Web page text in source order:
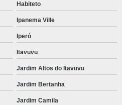
Habiteto
Ipanema Ville
Iperó
Itavuvu
Jardim Altos do Itavuvu
Jardim Bertanha
Jardim Camila